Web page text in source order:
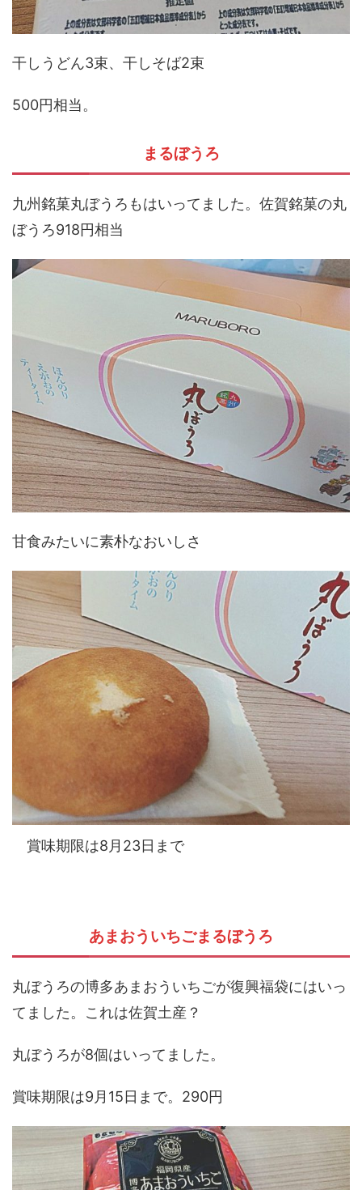
干しうどん3束、干しそば2束
500円相当。
まるぼうろ
九州銘菓丸ぼうろもはいってました。佐賀銘菓の丸
ぼうろ918円相当
甘食みたいに素朴なおいしさ
賞味期限は8月23日まで
あまおういちごまるぼうろ
丸ぼうろの博多あまおういちごが復興福袋にはいっ
てました。これは佐賀土産？
丸ぼうろが8個はいってました。
賞味期限は9月15日まで。290円